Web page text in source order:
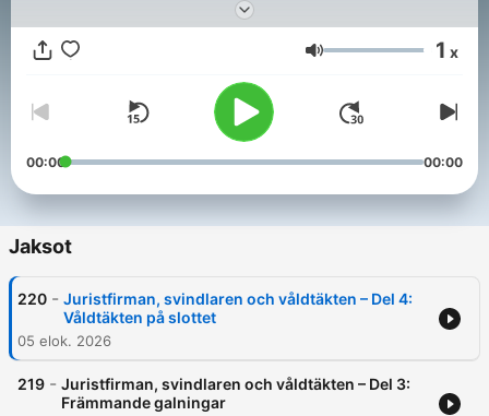
på Podme. Signa upp dig på podme.com - de första 14
dagarna är gratis. Ladda ner Podme-appen i Appstore eller
Google Play.
Äänenvoimakkuus
1 x
00:00 00:00
Jaksot
220 - Juristfirman, svindlaren och våldtäkten – Del 4:
Våldtäkten på slottet
05 elok. 2026
219 - Juristfirman, svindlaren och våldtäkten – Del 3:
Främmande galningar